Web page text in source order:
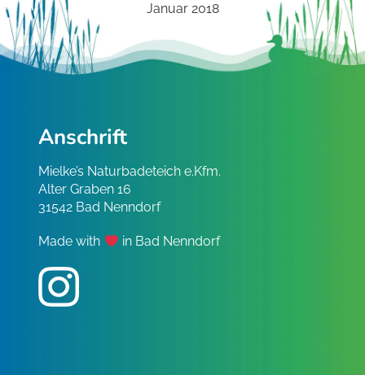
Januar 2018
Anschrift
Mielke’s Naturbadeteich e.Kfm.
Alter Graben 16
31542 Bad Nenndorf
Made with in Bad Nenndorf